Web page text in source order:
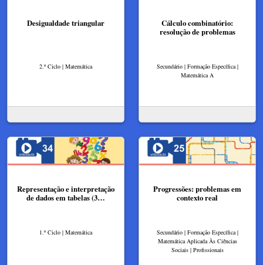
Desigualdade triangular
2.º Ciclo | Matemática
Cálculo combinatório:
resolução de problemas
Secundário | Formação Específica |
Matemática A
Representação e interpretação
de dados em tabelas (3…
1.º Ciclo | Matemática
Progressões: problemas em
contexto real
Secundário | Formação Específica |
Matemática Aplicada Às Ciências
Sociais | Profissionais